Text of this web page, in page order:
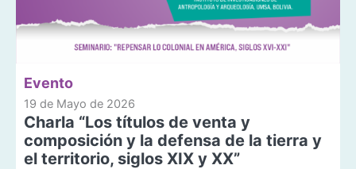
Evento
19 de Mayo de 2026
Charla “Los títulos de venta y
composición y la defensa de la tierra y
el territorio, siglos XIX y XX”